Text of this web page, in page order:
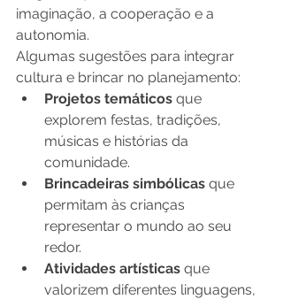
imaginação, a cooperação e a
autonomia.
Algumas sugestões para integrar
cultura e brincar no planejamento:
Projetos temáticos que
explorem festas, tradições,
músicas e histórias da
comunidade.
Brincadeiras simbólicas que
permitam às crianças
representar o mundo ao seu
redor.
Atividades artísticas que
valorizem diferentes linguagens,